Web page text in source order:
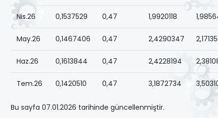
Nis.26 0,1537529 0,47 1,9920118
May.26 0,1467406 0,47 2,4290347
Haz.26 0,1613844 0,47 2,4228194
Tem.26 0,1420510 0,47 3,1872734
Bu sayfa 07.01.2026 tarihinde güncellenmiştir.